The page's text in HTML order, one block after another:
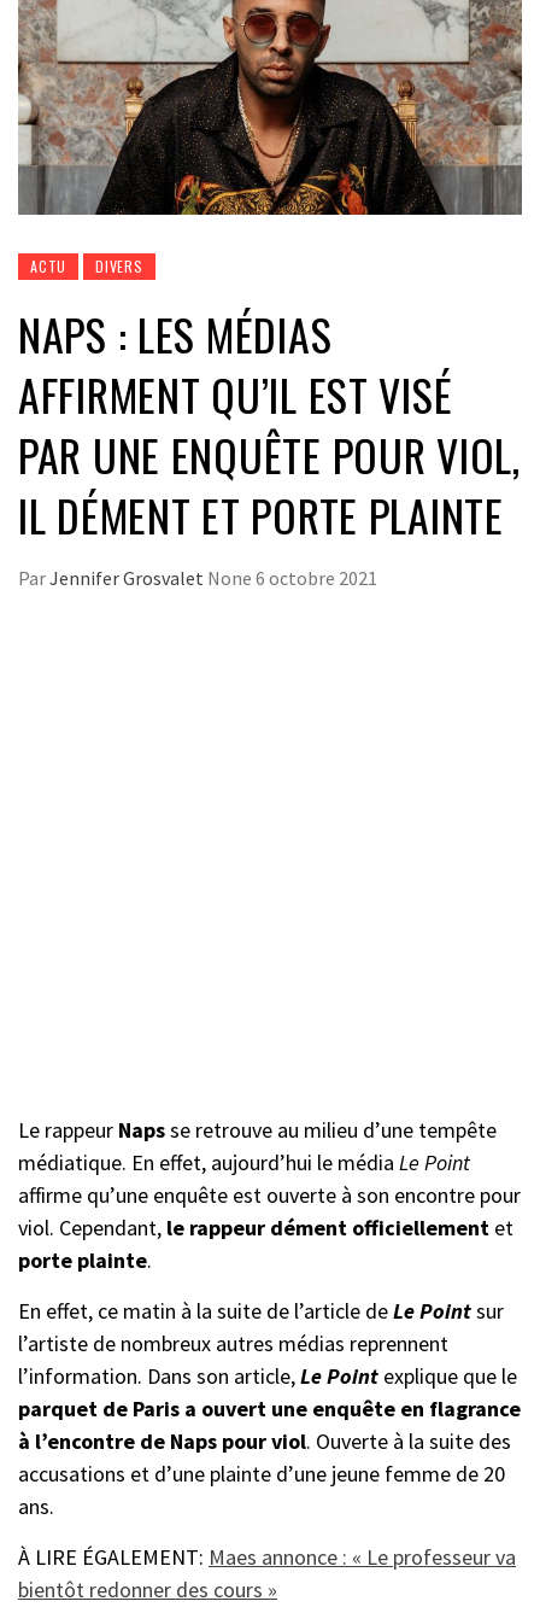
ACTU DIVERS
NAPS : LES MÉDIAS
AFFIRMENT QU’IL EST VISÉ
PAR UNE ENQUÊTE POUR VIOL,
IL DÉMENT ET PORTE PLAINTE
ParJennifer Grosvalet None 6 octobre 2021
Le rappeur Napsse retrouve au milieu d’une tempête
médiatique. En effet, aujourd’hui le média Le Point
affirme qu’une enquête est ouverte à son encontre pour
viol. Cependant, le rappeur dément officiellement et
porte plainte.
En effet, ce matin à la suite de l’article deLe Pointsur
l’artiste de nombreux autres médias reprennent
l’information. Dans son article,Le Point explique que le
parquet de Paris a ouvert une enquête en flagrance
à l’encontre de Naps pour viol. Ouverte à la suite des
accusations et d’une plainte d’une jeune femme de 20
ans.
À LIRE ÉGALEMENT: Maes annonce : « Le professeur va
bientôt redonner des cours »